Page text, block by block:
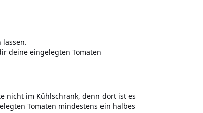
lassen.
deine eingelegten Tomaten
nicht im Kühlschrank, denn dort ist es
Tomaten mindestens ein halbes